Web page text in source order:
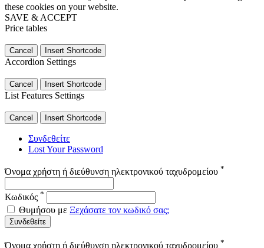
these cookies on your website.
SAVE & ACCEPT
Price tables
Cancel Insert Shortcode
Accordion Settings
Cancel Insert Shortcode
List Features Settings
Cancel Insert Shortcode
Συνδεθείτε
Lost Your Password
Όνομα χρήστη ή διεύθυνση ηλεκτρονικού ταχυδρομείου *
Κωδικός *
Θυμήσου με Ξεχάσατε τον κωδικό σας;
Συνδεθείτε
Όνομα χρήστη ή διεύθυνση ηλεκτρονικού ταχυδρομείου *